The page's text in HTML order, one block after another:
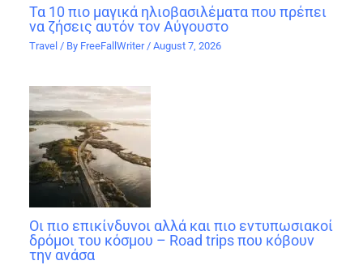
Τα 10 πιο μαγικά ηλιοβασιλέματα που πρέπει
να ζήσεις αυτόν τον Αύγουστο
Travel / By FreeFallWriter/August 7, 2026
Οι πιο επικίνδυνοι αλλά και πιο εντυπωσιακοί
δρόμοι του κόσμου – Road trips που κόβουν
την ανάσα